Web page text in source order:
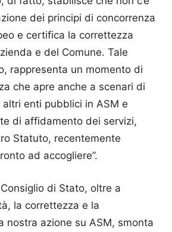
dei principi di concorrenza
e certifica la correttezza
e del Comune. Tale
rappresenta un momento di
che apre anche a scenari di
enti pubblici in ASM e
di affidamento dei servizi,
Statuto, recentemente
ad accogliere”.
di Stato, oltre a
la correttezza e la
nostra azione su ASM, smonta